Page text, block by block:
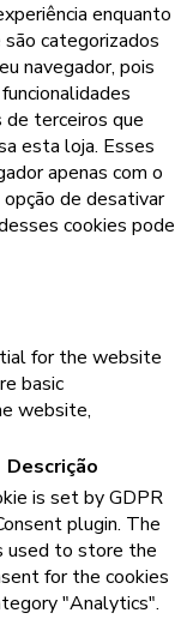
enquanto
categorizados
navegador, pois
de terceiros que
esta loja. Esses
apenas com o
de desativar
cookies pode
for the website
basic
website,
Descrição
is set by GDPR
plugin. The
used to store the
for the cookies
"Analytics".